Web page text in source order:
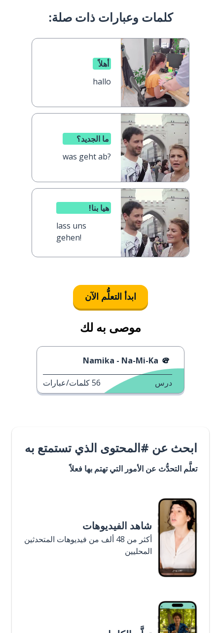
كلمات وعبارات ذات صلة:
أهلاً
hallo
ما الجديد؟
was geht ab?
هيا بنا!
lass uns
gehen!
ابدأ التعلُّم الآن
موصى به لك
Namika - Na-Mi-Ka
درس 56كلمات/عبارات
ابحث عن #المحتوى الذي تستمتع به
تعلَّم التحدُّث عن الأمور التي تهتم بها فعلاً
شاهد الفيديوهات
أكثر من 48 ألف من فيديوهات المتحدثين
المحليين